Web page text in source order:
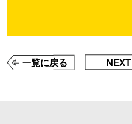
一覧に戻る NEXT